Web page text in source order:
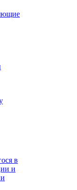
в
и